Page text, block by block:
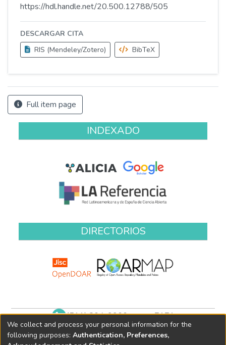
https://hdl.handle.net/20.500.12788/505
DESCARGAR CITA
RIS (Mendeley/Zotero)
BibTeX
Full item page
INDEXADO
DIRECTORIOS
(511) 204-9900 anexo 7171
biblioteca@oefa.gob.pe
We collect and process your personal information for the
following purposes: Authentication, Preferences,